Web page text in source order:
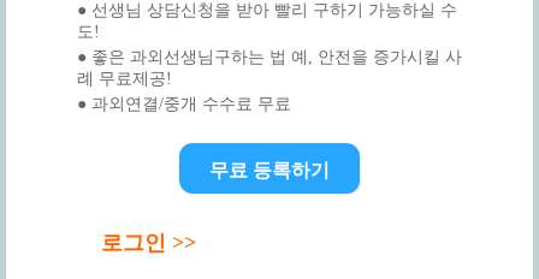
● 선생님 상담신청을 받아 빨리 구하기 가능하실 수
도!
● 좋은 과외선생님구하는 법 예, 안전을 증가시킬 사
례 무료제공!
● 과외연결/중개 수수료 무료
무료 등록하기
로그인 >>